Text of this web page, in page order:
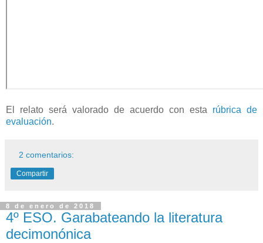
El relato será valorado de acuerdo con esta rúbrica de
evaluación.
2 comentarios:
Compartir
8 de enero de 2018
4º ESO. Garabateando la literatura
decimonónica